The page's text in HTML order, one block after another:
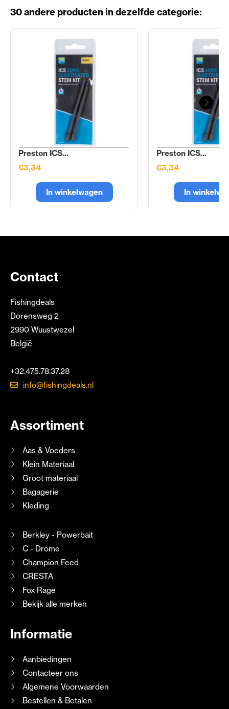
30 andere producten in dezelfde categorie:
Preston ICS...
€3,34
In winkelwagen
Preston ICS...
€3,34
In
Contact
Fishingdeals
Dorensweg 2
2990 Wuustwezel
België
+32.475.78.37.28
info@fishingdeals.nl
Assortiment
Aas & Voeders
Klein Materiaal
Groot materiaal
Bagagerie
Kleding
Berkley - Powerbait
C - Drome
Champion Feed
CRESTA
Fox Rage
Bekijk alle merken
Informatie
Aanbiedingen
Contacteer ons
Algemene Voorwaarden
Bestellen & Betalen